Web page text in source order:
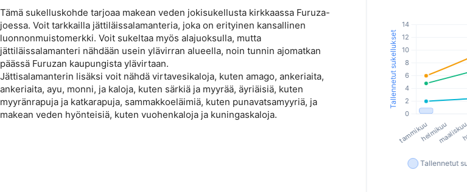
Tämä sukelluskohde tarjoaa makean veden jokisukellusta kirkkaassa Furuza-
joessa. Voit tarkkailla jättiläissalamanteria, joka on erityinen kansallinen
luonnonmuistomerkki. Voit sukeltaa myös alajuoksulla, mutta
jättiläissalamanteri nähdään usein ylävirran alueella, noin tunnin ajomatkan
päässä Furuzan kaupungista ylävirtaan.
Jättisalamanterin lisäksi voit nähdä virtavesikaloja, kuten amago, ankeriaita,
ankeriaita, ayu, monni, ja kaloja, kuten särkiä ja myyrää, äyriäisiä, kuten
myyränrapuja ja katkarapuja, sammakkoeläimiä, kuten punavatsamyyriä, ja
makean veden hyönteisiä, kuten vuohenkaloja ja kuningaskaloja.